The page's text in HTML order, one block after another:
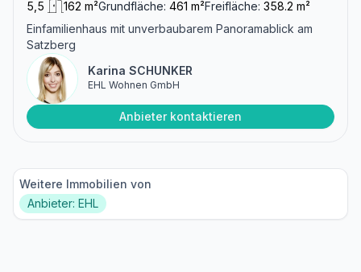
5,5 162 m²Grundfläche: 461 m²Freifläche: 358.2 m²
Einfamilienhaus mit unverbaubarem Panoramablick am
Satzberg
Karina SCHUNKER
EHL Wohnen GmbH
Anbieter kontaktieren
Weitere Immobilien von
Anbieter: EHL